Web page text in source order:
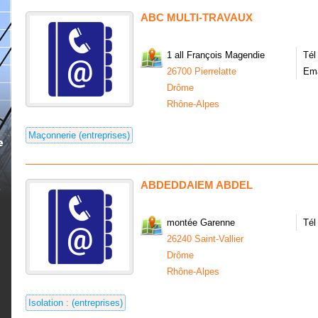
ABC MULTI-TRAVAUX
1 all François Magendie
26700 Pierrelatte
Drôme
Rhône-Alpes
Tél
Maçonnerie (entreprises)
ABDEDDAIEM ABDEL
montée Garenne
26240 Saint-Vallier
Drôme
Rhône-Alpes
Tél
Isolation : (entreprises)